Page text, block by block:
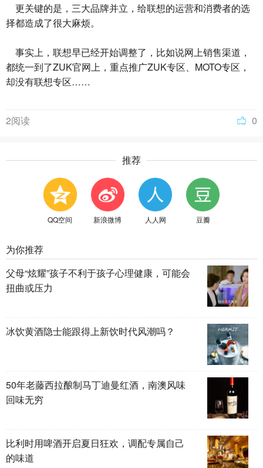
更关键的是，三大品牌并立，给联想的运营和消费者的选
择都造成了很大麻烦。
事实上，联想早已经开始调整了，比如说网上销售渠道，
都统一到了ZUK官网上，重点推广ZUK专区、MOTO专区，
却没有联想专区……
0
2阅读
推荐
QQ空间 新浪微博 人人网 豆瓣
为你推荐
父母“炫耀”孩子不利于孩子心理健康，可能会
扭曲或压力
冰饮黄酒隐士能跟得上新饮时代风潮吗？
50年老藤西拉酿制马丁迪曼红酒，南澳风味
回味无穷
比利时用啤酒开启夏日狂欢，调配专属自己
的味道